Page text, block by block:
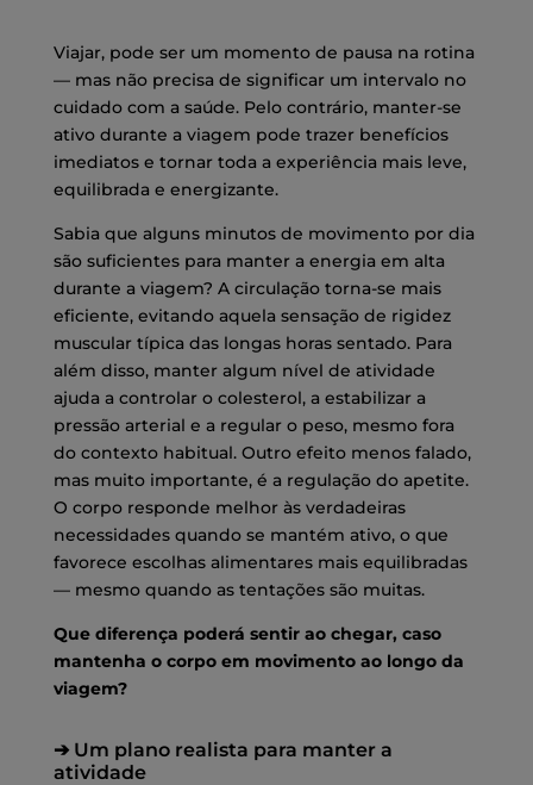
Viajar, pode ser um momento de pausa na rotina
— mas não precisa de significar um intervalo no
cuidado com a saúde. Pelo contrário, manter-se
ativo durante a viagem pode trazer benefícios
imediatos e tornar toda a experiência mais leve,
equilibrada e energizante.
Sabia que alguns minutos de movimento por dia
são suficientes para manter a energia em alta
durante a viagem? A circulação torna-se mais
eficiente, evitando aquela sensação de rigidez
muscular típica das longas horas sentado. Para
além disso, manter algum nível de atividade
ajuda a controlar o colesterol, a estabilizar a
pressão arterial e a regular o peso, mesmo fora
do contexto habitual. Outro efeito menos falado,
mas muito importante, é a regulação do apetite.
O corpo responde melhor às verdadeiras
necessidades quando se mantém ativo, o que
favorece escolhas alimentares mais equilibradas
— mesmo quando as tentações são muitas.
Que diferença poderá sentir ao chegar, caso
mantenha o corpo em movimento ao longo da
viagem?
➔ Um plano realista para manter a
atividade